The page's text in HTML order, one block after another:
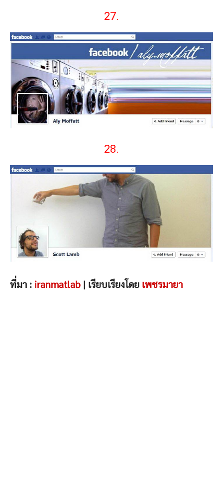
27.
28.
ที่มา : iranmatlab | เรียบเรียงโดย เพชรมายา